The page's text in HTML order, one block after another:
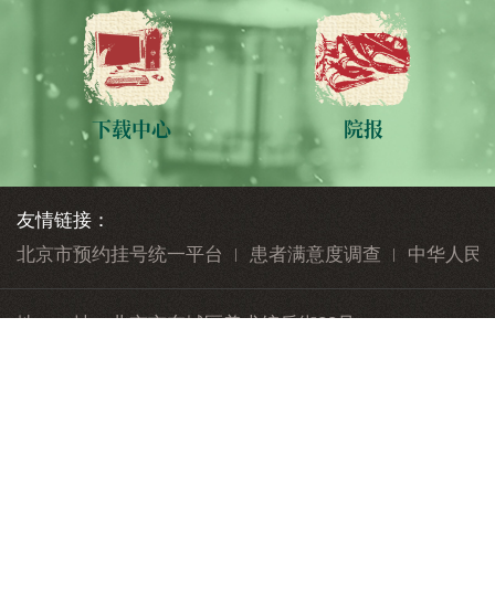
下载中心 院报
友情链接：
北京市预约挂号统一平台
患者满意度调查 中华人民
地 址：北京市东城区美术馆后街23号